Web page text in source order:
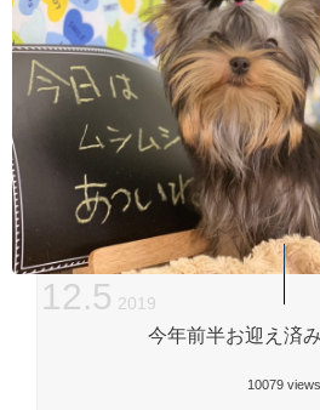
今年前半お迎え済
10079 views
12.5 2019